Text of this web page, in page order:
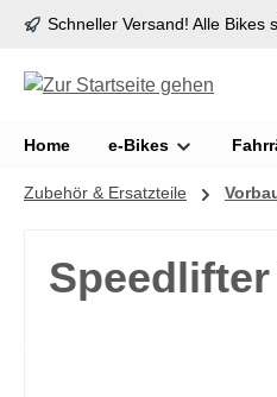
Zur
Schneller Versand! Alle Bikes
Home e-Bikes
Zubehör & Ersatzteile
Speedlifter